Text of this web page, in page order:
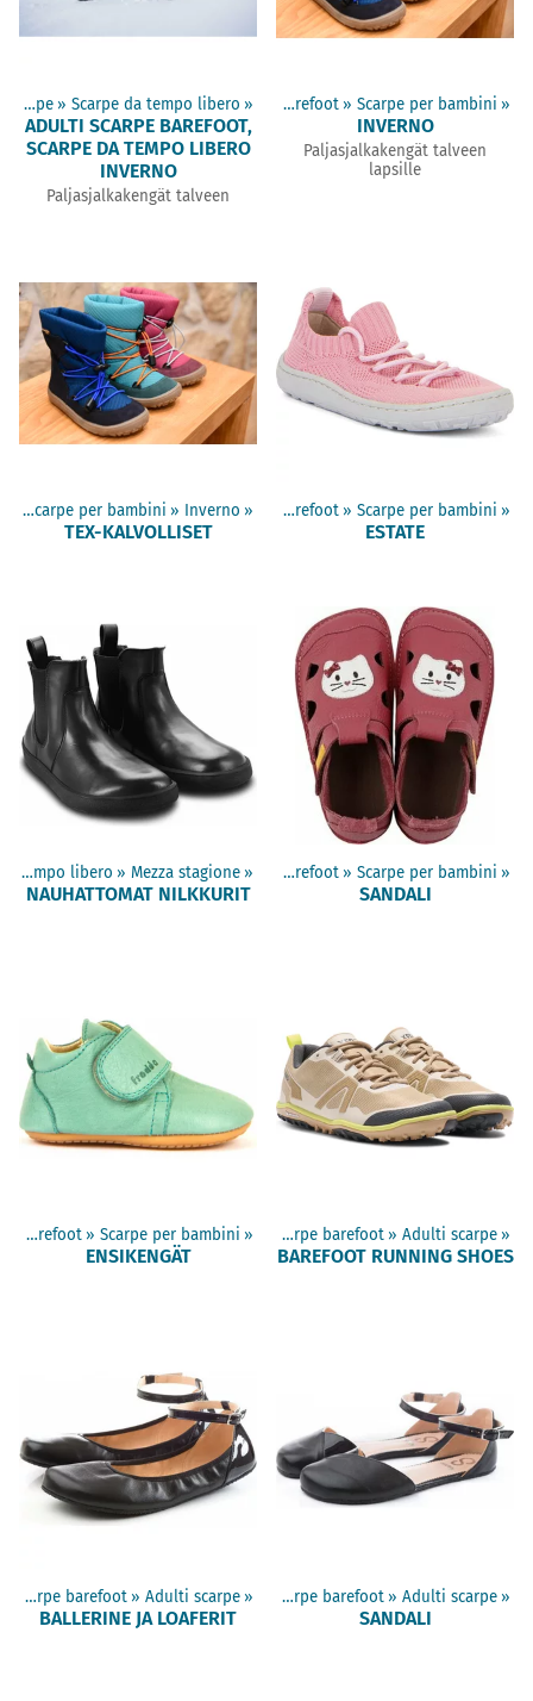
Adulti scarpe ‪» Scarpe da tempo libero ‪»
ADULTI SCARPE BAREFOOT,
SCARPE DA TEMPO LIBERO
INVERNO
Paljasjalkakengät talveen
Prodotti ‪» Scarpe barefoot ‪» Scarpe per bambini ‪»
INVERNO
Paljasjalkakengät talveen
lapsille
‪» Scarpe per bambini ‪» Inverno ‪»
TEX-KALVOLLISET
Prodotti‪» Scarpe barefoot ‪» Scarpe per bambini ‪»
ESTATE
Scarpe da tempo libero ‪» Mezza stagione ‪»
NAUHATTOMAT NILKKURIT
Prodotti ‪» Scarpe barefoot ‪» Scarpe per bambini ‪»
SANDALI
Scarpe barefoot ‪» Scarpe per bambini ‪»
ENSIKENGÄT
Prodotti Scarpe barefoot ‪» Adulti scarpe ‪»
BAREFOOT RUNNING SHOES
Scarpe barefoot ‪» Adulti scarpe ‪»
BALLERINE JA LOAFERIT
Prodotti Scarpe barefoot ‪» Adulti scarpe ‪»
SANDALI